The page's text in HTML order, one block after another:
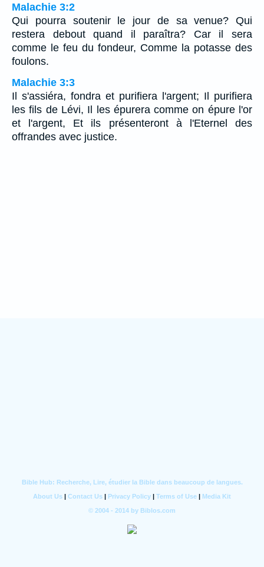
Malachie 3:2
Qui pourra soutenir le jour de sa venue? Qui
restera debout quand il paraîtra? Car il sera
comme le feu du fondeur, Comme la potasse des
foulons.
Malachie 3:3
Il s'assiéra, fondra et purifiera l'argent; Il purifiera
les fils de Lévi, Il les épurera comme on épure l'or
et l'argent, Et ils présenteront à l'Eternel des
offrandes avec justice.